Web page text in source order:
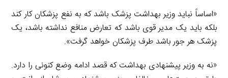
«اساساً نباید وزیر بهداشت پزشک باشد که به نفع پزشکان کار کند
بلکه باید یک مدیر قوی باشد که تعارض منافع نداشته باشد، یک
پزشک هر جور باشد طرف پزشکان خواهد گرفت».
«نه به وزیر پیشنهادی بهداشت که قصد ادامه وضع کنونی را دارد.